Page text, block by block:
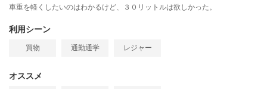
車重を軽くしたいのはわかるけど、３０リットルは欲しかった。
利用シーン
買物 通勤通学 レジャー
オススメ